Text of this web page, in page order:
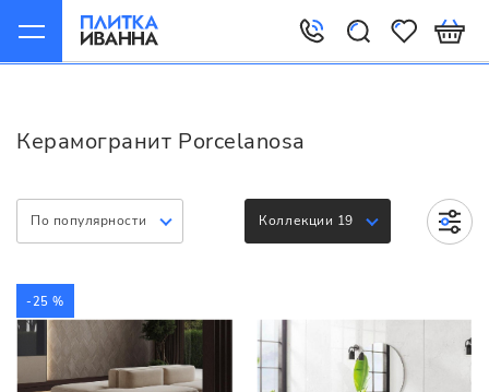
Керамогранит Porcelanosa
По популярности Коллекции 19
-25 %